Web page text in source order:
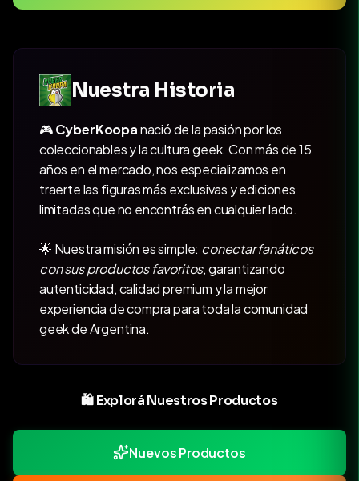
Nuestra Historia
🎮CyberKoopanació de la pasión por los
coleccionables y la cultura geek. Con más de 15
años en el mercado, nos especializamos en
traerte las figuras más exclusivas y ediciones
limitadas que no encontrás en cualquier lado.
🌟 Nuestra misión es simple: conectar fanáticos
con sus productos favoritos, garantizando
autenticidad, calidad premium y la mejor
experiencia de compra para toda la comunidad
geek de Argentina.
🛍️ Explorá Nuestros Productos
Nuevos Productos